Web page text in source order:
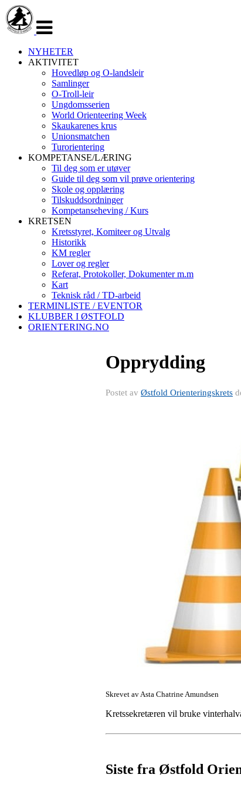
navigasjon
NYHETER
AKTIVITET
Hovedløp og O-landsleir
Samlinger
O-Troll-leir
Ungdomsserien
World Orienteering Week
Skaukarenes krus
Unionsmatchen
Turorientering
KOMPETANSE/LÆRING
Til deg som er utøver
Guide til deg som vil prøve orientering
Skole og opplæring
Tilskuddsordninger
Kompetanseheving / Kurs
KRETSEN
Kretsstyret, Komiteer og Utvalg
Historikk
KM regler
Lover og regler
Referat, Protokoller, Dokumenter m.m
Kart
Teknisk råd / TD-arbeid
TERMINLISTE / EVENTOR
KLUBBER I ØSTFOLD
ORIENTERING.NO
Opprydding
Postet av Østfold Orienteringskrets
Skrevet av Asta Chatrine Amundsen
Kretssekretæren vil bruke
Siste fra Østfold